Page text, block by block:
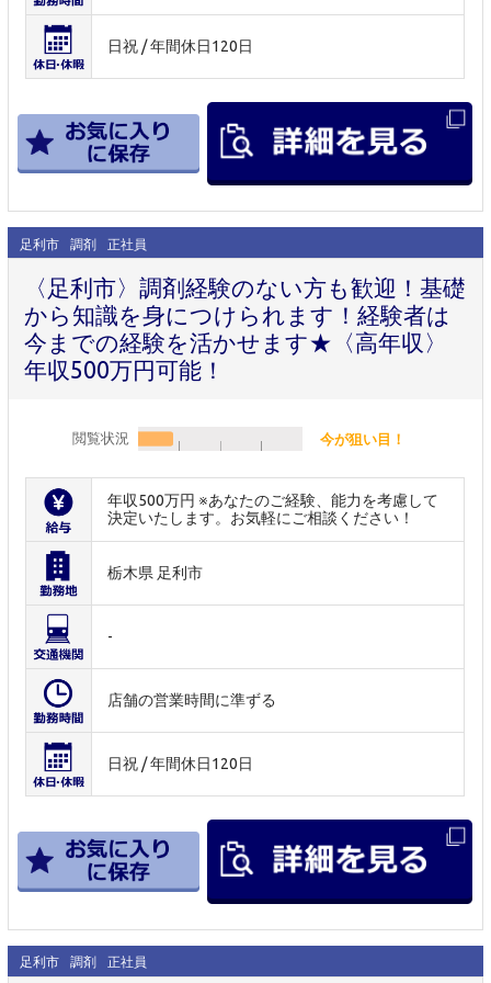
日祝 / 年間休日120日
足利市 調剤 正社員
〈足利市〉調剤経験のない方も歓迎！基礎
から知識を身につけられます！経験者は
今までの経験を活かせます★〈高年収〉
年収500万円可能！
閲覧状況 今が狙い目！
年収500万円 ※あなたのご経験、能力を考慮して
決定いたします。お気軽にご相談ください！
栃木県 足利市
-
店舗の営業時間に準ずる
日祝 / 年間休日120日
足利市 調剤 正社員